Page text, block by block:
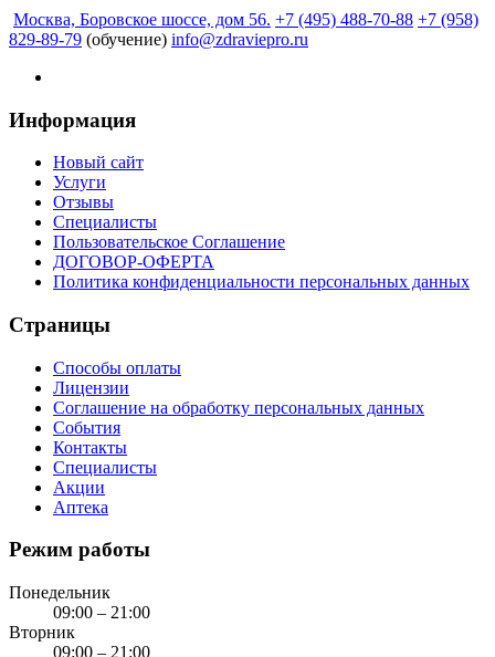
Москва, Боровское шоссе, дом 56. +7 (495) 488-70-88 +7 (958)
829-89-79 (обучение) info@zdraviepro.ru
Информация
Новый сайт
Услуги
Отзывы
Специалисты
Пользовательское Соглашение
ДОГОВОР-ОФЕРТА
Политика конфиденциальности персональных данных
Страницы
Способы оплаты
Лицензии
Соглашение на обработку персональных данных
События
Контакты
Специалисты
Акции
Аптека
Режим работы
Понедельник
09:00 – 21:00
Вторник
09:00 – 21:00